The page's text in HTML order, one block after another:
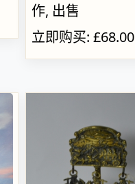
作, 出售
立即购买: £68.00